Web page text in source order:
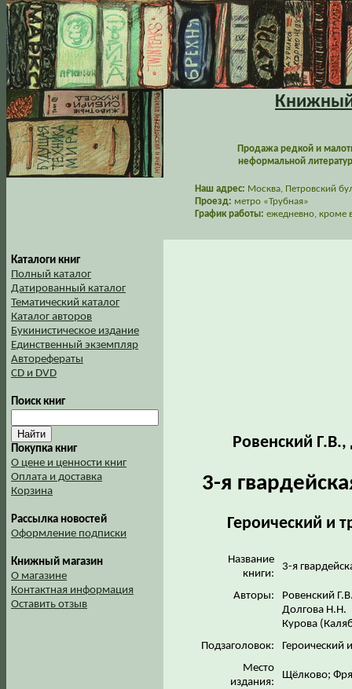
Книжный
Продажа редкой и
неформальной
Наш адрес: Москва, Петровский
Проезд: метро «Трубная»
График работы: ежедневно, кроме
Каталоги книг
Полный каталог
Датированный каталог
Тематический каталог
Каталог авторов
Букинистическое издание
Единственный экземпляр
Авторефераты
CD и DVD
Поиск книг
Покупка книг
О цене и ценности книг
Оплата и доставка
Корзина
Рассылка новостей
Оформление подписки
Книжный магазин
О магазине
Контактная информация
Оставить отзыв
Ровенский
3-я
Героический и
Название
книги:
3-я
Авторы:
Ровенский
Долгова Н.Н.
Курова
Подзаголовок:
Героический
Место
издания:
Щёлково;